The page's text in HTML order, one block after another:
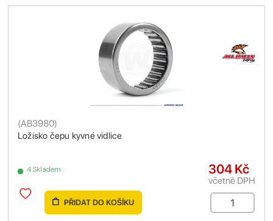
Ložisko čepu kyvné vidlice
(AB3980)
4 Skladem 304 Kč
včetně DPH
PŘIDAT DO KOŠÍKU